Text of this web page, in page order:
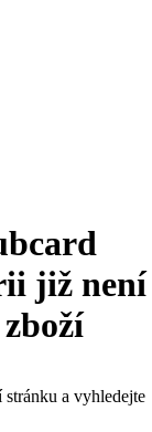
již není
a vyhledejte